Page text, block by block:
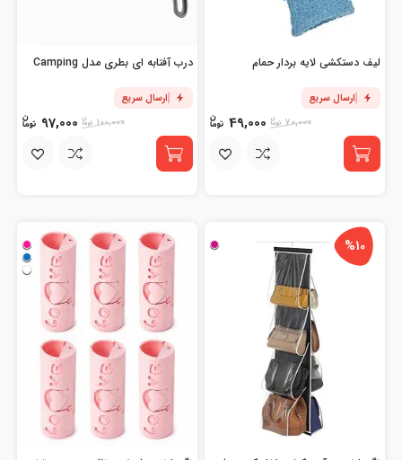
لیف دستکشی لایه بردار حمام
ارسال سریع
70,000
49,000
درب آفتابه ای بطری مدل Camping
ارسال سریع
100,000
97,000
%10